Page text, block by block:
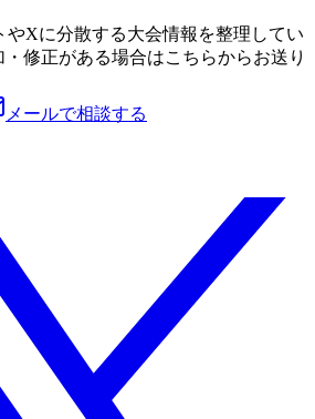
Xに分散する大会情報を整理してい
修正がある場合はこちらからお送り
メールで相談する